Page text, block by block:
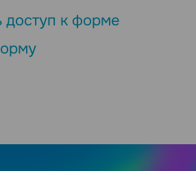
доступ к форме